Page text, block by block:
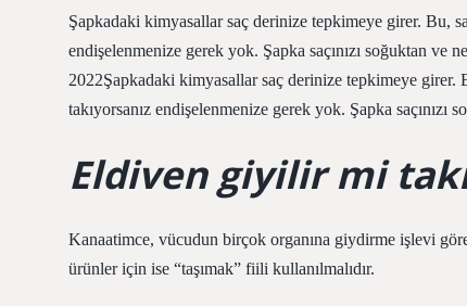
Şapkadaki kimyasallar saç derinize tepkimeye girer. Bu,
endişelenmenize gerek yok. Şapka saçınızı soğuktan ve
2022Şapkadaki kimyasallar saç derinize tepkimeye girer.
takıyorsanız endişelenmenize gerek yok. Şapka saçınızı
Eldiven giyilir mi
Kanaatimce, vücudun birçok organına giydirme işlevi
ürünler için ise “taşımak” fiili kullanılmalıdır.